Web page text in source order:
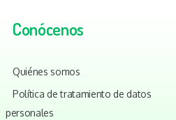
Conócenos
Quiénes somos
Política de tratamiento de datos
personales